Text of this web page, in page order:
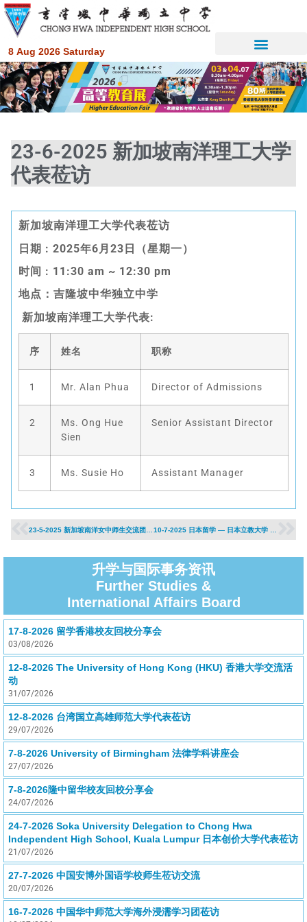
8 Aug 2026 Saturday
23-6-2025 新加坡南洋理工大学
代表莅访
新加坡南洋理工大学代表莅访
日期 : 2025年6 月 23 日（星期一）
时间 : 11:30 am ~ 12:30 pm
地点：吉隆坡中华独立中学
新加坡南洋理工大学代表:
序 姓名 职称
1 Mr. Alan Phua Director of Admissions
2
Ms. Ong Hue
Sien
Senior Assistant Director
3 Ms. Susie Ho Assistant Manager
升学与国际事务资讯
Further Studies &
International Affairs Board
17-8-2026 留学香港校友回校分享会
03/08/2026
12-8-2026 The University of Hong Kong (HKU) 香港大学交流活
动
31/07/2026
12-8-2026 台湾国立高雄师范大学代表莅访
29/07/2026
7-8-2026 University of Birmingham 法律学科讲座会
27/07/2026
7-8-2026隆中留华校友回校分享会
24/07/2026
24-7-2026 Soka University Delegation to Chong Hwa
Independent High School, Kuala Lumpur 日本创价大学代表莅访
21/07/2026
27-7-2026 中国安博外国语学校师生莅访交流
20/07/2026
16-7-2026 中国华中师范大学海外浸濡学习团莅访